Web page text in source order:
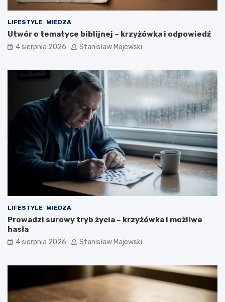
LIFESTYLE WIEDZA
Utwór o tematyce biblijnej – krzyżówka i odpowiedź
4 sierpnia 2026 Stanisław Majewski
LIFESTYLE WIEDZA
Prowadzi surowy tryb życia – krzyżówka i możliwe
hasła
4 sierpnia 2026 Stanisław Majewski